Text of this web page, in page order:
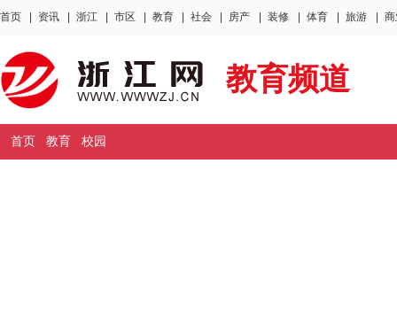
首页 资讯 浙江 市区 教育 社会 房产 装修 体育 旅游
教育频道
首页 教育 校园